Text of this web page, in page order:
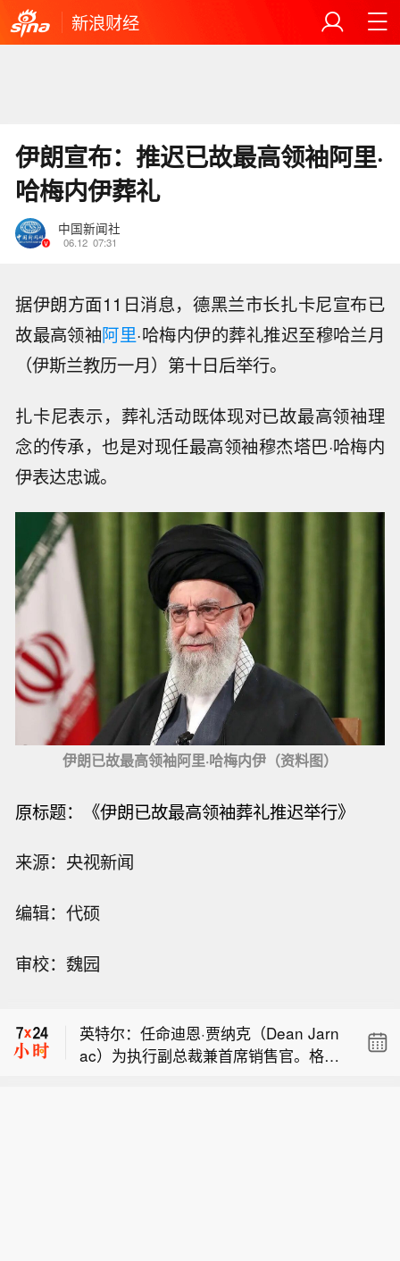
新浪财经
伊朗宣布：推迟已故最高领袖阿里·
哈梅内伊葬礼
中国新闻社
06.12 07:31
据伊朗方面11日消息，德黑兰市长扎卡尼宣布已
故最高领袖阿里·哈梅内伊的葬礼推迟至穆哈兰月
（伊斯兰教历一月）第十日后举行。
扎卡尼表示，葬礼活动既体现对已故最高领袖理
念的传承，也是对现任最高领袖穆杰塔巴·哈梅内
伊表达忠诚。
伊朗已故最高领袖阿里·哈梅内伊（资料图）
原标题：《伊朗已故最高领袖葬礼推迟举行》
来源：央视新闻
编辑：代硕
审校：魏园革命卫队提供资金、助长非法金融活动
家安全委员会就伊朗与阿曼、美国达成
的协议作出最终批准。该外交官称：“我
英特尔：任命迪恩·贾纳克（Dean Jarn
ac）为执行副总裁兼首席销售官。格雷